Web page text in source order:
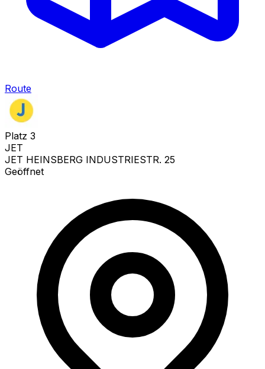
Route
Platz 3
JET
JET HEINSBERG INDUSTRIESTR. 25
Geöffnet